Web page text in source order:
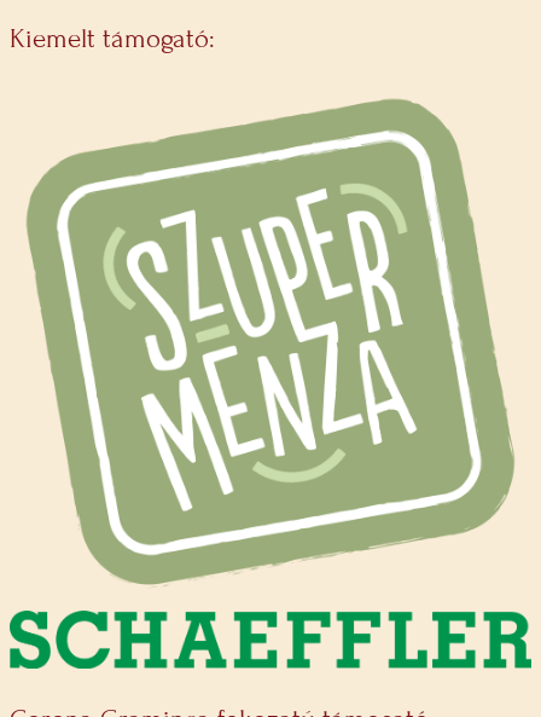
Kiemelt támogató: